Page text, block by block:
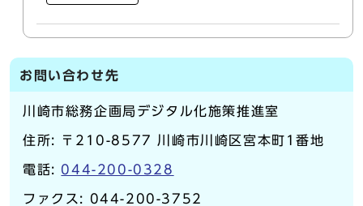
お問い合わせ先
川崎市総務企画局デジタル化施策推進室
住所: 〒210-8577 川崎市川崎区宮本町1番地
電話: 044-200-0328
ファクス: 044-200-3752